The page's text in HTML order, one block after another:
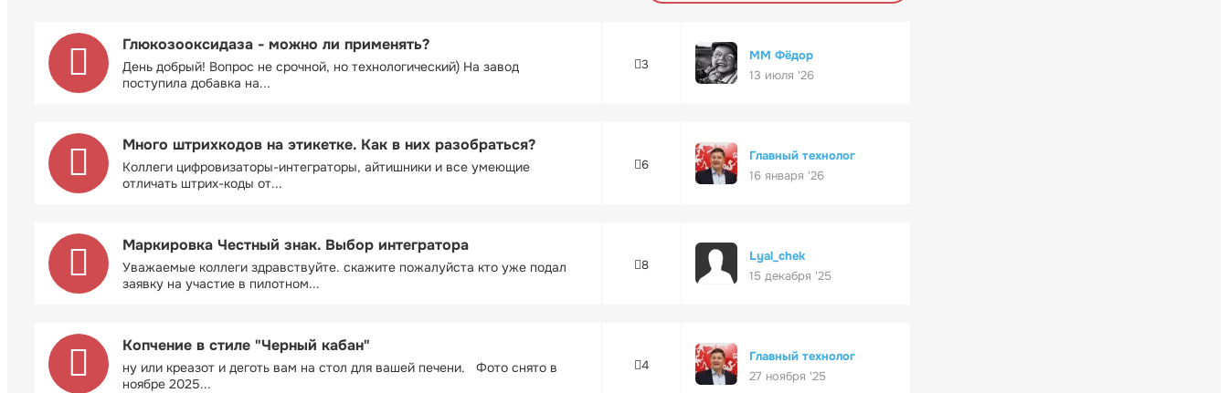
Глюкозооксидаза - можно ли применять?
День добрый! Вопрос не срочной, но технологический) На завод
поступила добавка на...
3
ММ Фёдор
13 июля '26
Много штрихкодов на этикетке. Как в них разобраться?
Коллеги цифровизаторы-интеграторы, айтишники и все умеющие
отличать штрих-коды от...
6
Главный технолог
16 января '26
Маркировка Честный знак. Выбор интегратора
Уважаемые коллеги здравствуйте. скажите пожалуйста кто уже подал
заявку на участие в пилотном...
8
Lyal_chek
15 декабря '25
Копчение в стиле "Черный кабан"
ну или креазот и деготь вам на стол для вашей печени. Фото снято в
ноябре 2025...
4
Главный технолог
27 ноября '25